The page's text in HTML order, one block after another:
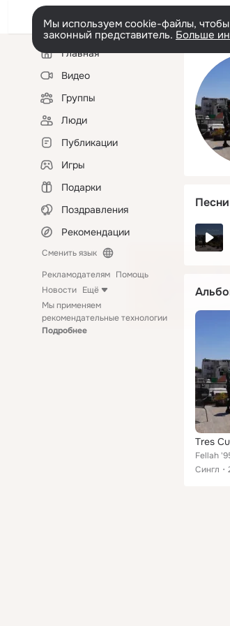
Мы используем cookie-файлы,
законный представитель. Больше
Левая
колонкаГлавная
Видео
Группы
Люди
Публикации
Игры
Подарки
Поздравления
Рекомендации
Сменить язык
Рекламодателям Помощь
Новости Ещё
Мы применяем
рекомендательные технологии
Подробнее
Песни
Tres
Fellah
Сингл